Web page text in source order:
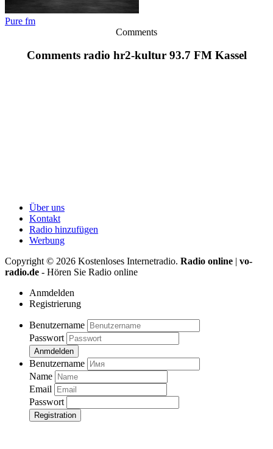
Pure fm
Comments
Comments radio hr2-kultur 93.7 FM Kassel
Über uns
Kontakt
Radio hinzufügen
Werbung
Copyright © 2026 Kostenloses Internetradio. Radio online | vo-
radio.de - Hören Sie Radio online
Anmdelden
Registrierung
Benutzername
Passwort
Anmdelden
Benutzername
Name
Email
Passwort
Registration